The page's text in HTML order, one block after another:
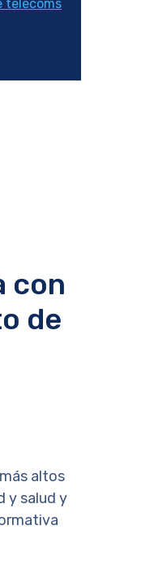
telecoms
con
de
altos
y salud y